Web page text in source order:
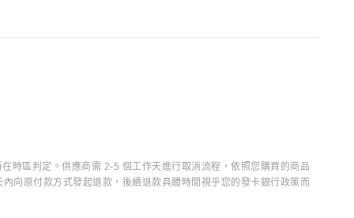
時區判定。供應商需 2-5 個工作天進行取消流程，依照您購買的商品
向原付款方式發起退款，後續退款具體時間視乎您的發卡銀行政策而